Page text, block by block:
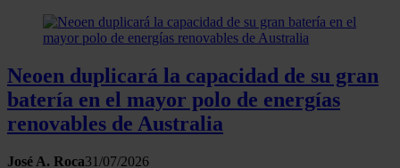
Neoen duplicará la capacidad de su gran
batería en el mayor polo de energías
renovables de Australia
José A. Roca31/07/2026